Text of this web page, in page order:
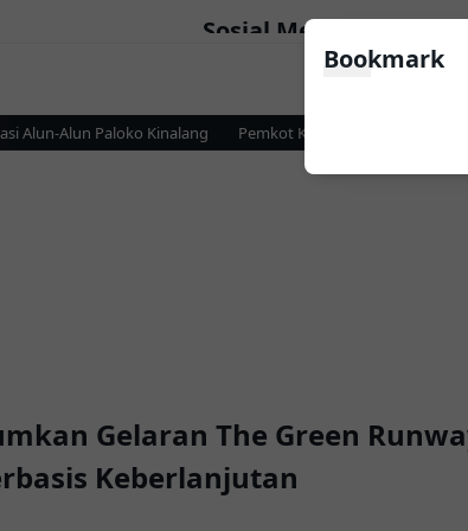
Sosial Media
Alun Paloko Kinalang Pemkot Kotamobagu dan KPP
Gelaran The Green
Keberlanjutan
Bookmark